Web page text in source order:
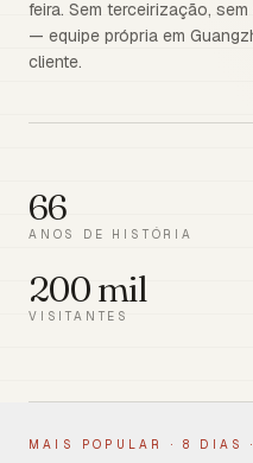
feira. Sem terceirização,
— equipe própria em
cliente.
66
ANOS DE HISTÓRIA
200 mil
VISITANTES
MAIS POPULAR · 8 DIAS